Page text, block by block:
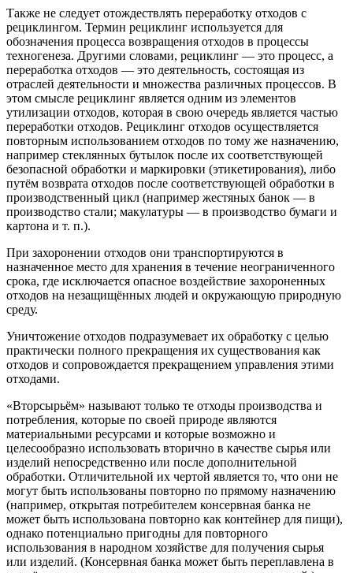
Также не следует отождествлять переработку отходов с
рециклингом. Термин рециклинг используется для
обозначения процесса возвращения отходов в процессы
техногенеза. Другими словами, рециклинг — это процесс, а
переработка отходов — это деятельность, состоящая из
отраслей деятельности и множества различных процессов. В
этом смысле рециклинг является одним из элементов
утилизации отходов, которая в свою очередь является частью
переработки отходов. Рециклинг отходов осуществляется
повторным использованием отходов по тому же назначению,
например стеклянных бутылок после их соответствующей
безопасной обработки и маркировки (этикетирования), либо
путём возврата отходов после соответствующей обработки в
производственный цикл (например жестяных банок — в
производство стали; макулатуры — в производство бумаги и
картона и т. п.).
При захоронении отходов они транспортируются в
назначенное место для хранения в течение неограниченного
срока, где исключается опасное воздействие захороненных
отходов на незащищённых людей и окружающую природную
среду.
Уничтожение отходов подразумевает их обработку с целью
практически полного прекращения их существования как
отходов и сопровождается прекращением управления этими
отходами.
«Вторсырьём» называют только те отходы производства и
потребления, которые по своей природе являются
материальными ресурсами и которые возможно и
целесообразно использовать вторично в качестве сырья или
изделий непосредственно или после дополнительной
обработки. Отличительной их чертой является то, что они не
могут быть использованы повторно по прямому назначению
(например, открытая потребителем консервная банка не
может быть использована повторно как контейнер для пищи),
однако потенциально пригодны для повторного
использования в народном хозяйстве для получения сырья
или изделий. (Консервная банка может быть переплавлена в